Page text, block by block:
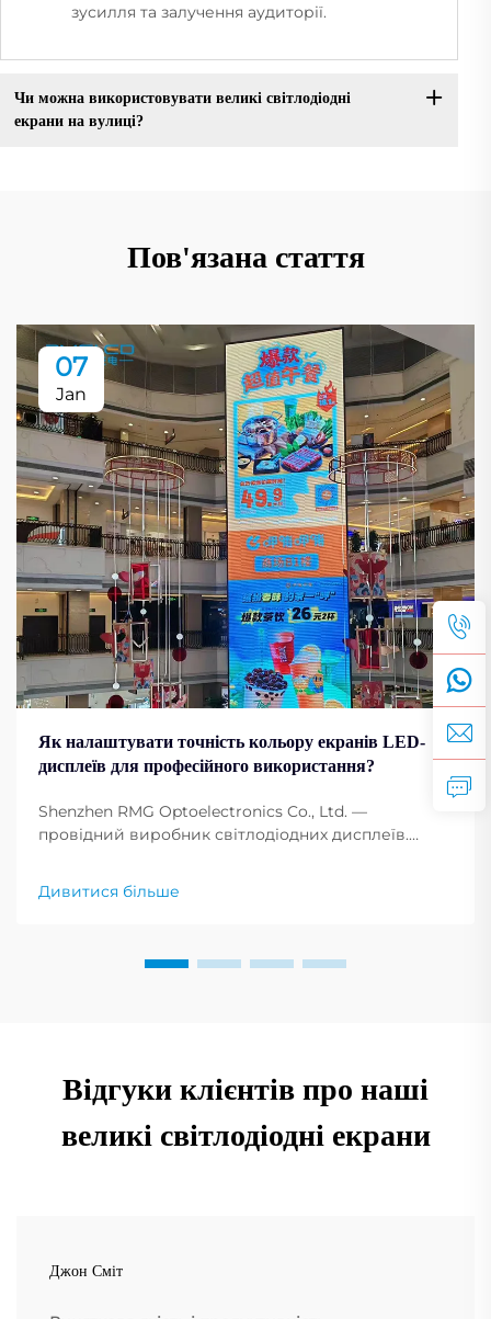
зусилля та залучення аудиторії.
Чи можна використовувати великі світлодіодні
екрани на вулиці?
Пов'язана стаття
07
Jan
Як налаштувати точність кольору екранів LED-
дисплеїв для професійного використання?
Shenzhen RMG Optoelectronics Co., Ltd. —
провідний виробник світлодіодних дисплеїв.
професії, будь-якої події, конференції та реклами.
Налаштування конфігурації кольору екрана
Дивитися більше
Відгуки клієнтів про наші
великі світлодіодні екрани
Джон Сміт